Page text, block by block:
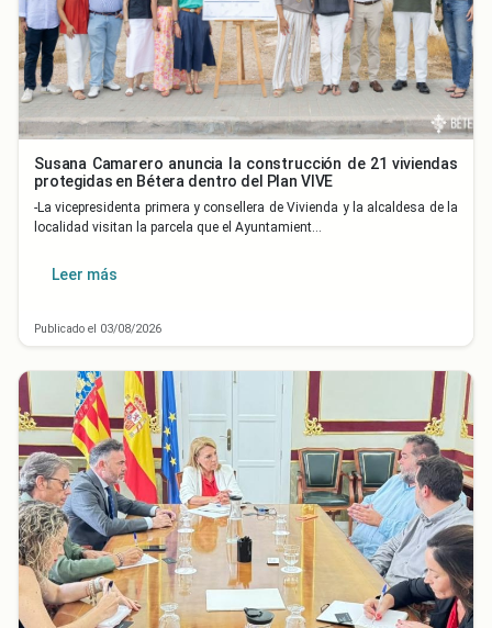
Susana Camarero anuncia la construcción de 21 viviendas
protegidas en Bétera dentro del Plan VIVE
-La vicepresidenta primera y consellera de Vivienda y la alcaldesa de la
localidad visitan la parcela que el Ayuntamient…
Leer más
Publicado el 03/08/2026